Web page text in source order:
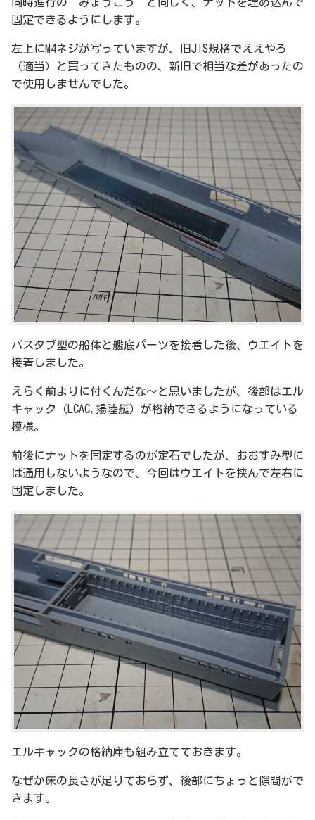
固定できるようにします。
左上にM4ネジが写っていますが、旧JIS規格でええやろ
（適当）と買ってきたものの、新旧で相当な差があったの
で使用しませんでした。
バスタブ型の船体と艦底パーツを接着した後、ウエイトを
接着しました。
えらく前よりに付くんだな～と思いましたが、後部はエル
キャック（LCAC,揚陸艇）が格納できるようになっている
模様。
前後にナットを固定するのが定石でしたが、おおすみ型に
は通用しないようなので、今回はウエイトを挟んで左右に
固定しました。
エルキャックの格納庫も組み立てておきます。
なぜか床の長さが足りておらず、後部にちょっと隙間がで
きます。